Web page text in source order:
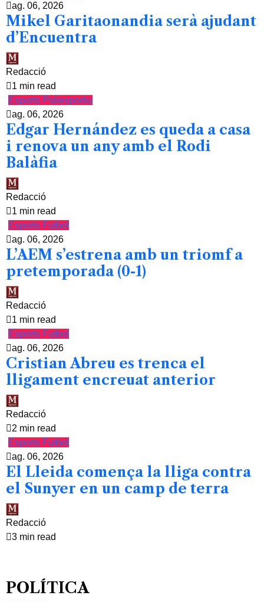
ag. 06, 2026
Mikel Garitaonandia serà ajudant
d’Encuentra
Redacció
1 min read
Esports Poliesportiu
ag. 06, 2026
Edgar Hernández es queda a casa
i renova un any amb el Rodi
Balàfia
Redacció
1 min read
Esports Futbol
ag. 06, 2026
L’AEM s’estrena amb un triomf a
pretemporada (0-1)
Redacció
1 min read
Esports Futbol
ag. 06, 2026
Cristian Abreu es trenca el
lligament encreuat anterior
Redacció
2 min read
Esports Futbol
ag. 06, 2026
El Lleida comença la lliga contra
el Sunyer en un camp de terra
Redacció
3 min read
POLÍTICA